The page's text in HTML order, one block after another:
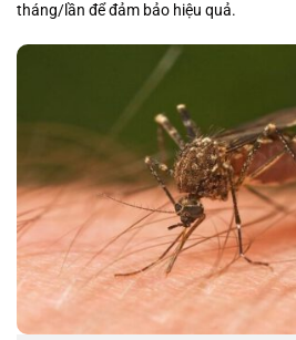
tháng/lần để đảm bảo hiệu quả.